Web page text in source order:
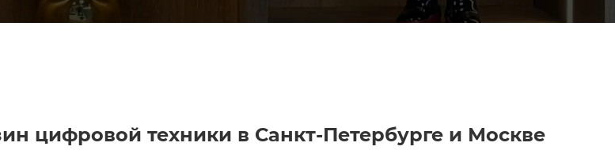
цифровой техники в Санкт-Петербурге и Москве